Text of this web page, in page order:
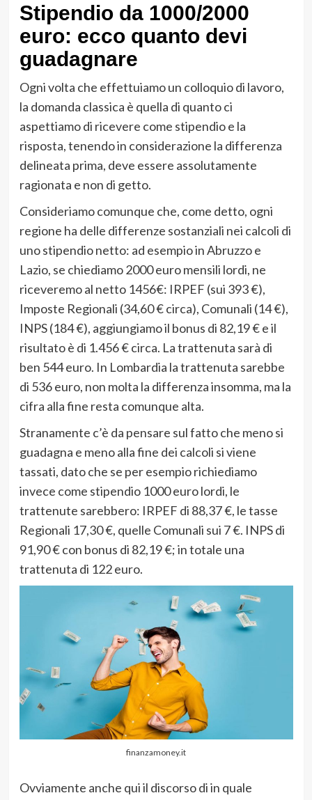
Stipendio da 1000/2000
euro: ecco quanto devi
guadagnare
Ogni volta che effettuiamo un colloquio di lavoro,
la domanda classica è quella di quanto ci
aspettiamo di ricevere come stipendio e la
risposta, tenendo in considerazione la differenza
delineata prima, deve essere assolutamente
ragionata e non di getto.
Consideriamo comunque che, come detto, ogni
regione ha delle differenze sostanziali nei calcoli di
uno stipendio netto: ad esempio in Abruzzo e
Lazio, se chiediamo 2000 euro mensili lordi, ne
riceveremo al netto 1456€: IRPEF (sui 393 €),
Imposte Regionali (34,60 € circa), Comunali (14 €),
INPS (184 €), aggiungiamo il bonus di 82,19 € e il
risultato è di 1.456 € circa. La trattenuta sarà di
ben 544 euro. In Lombardia la trattenuta sarebbe
di 536 euro, non molta la differenza insomma, ma la
cifra alla fine resta comunque alta.
Stranamente c’è da pensare sul fatto che meno si
guadagna e meno alla fine dei calcoli si viene
tassati, dato che se per esempio richiediamo
invece come stipendio 1000 euro lordi, le
trattenute sarebbero: IRPEF di 88,37 €, le tasse
Regionali 17,30 €, quelle Comunali sui 7 €. INPS di
91,90 € con bonus di 82,19 €; in totale una
trattenuta di 122 euro.
finanzamoney.it
Ovviamente anche qui il discorso di in quale